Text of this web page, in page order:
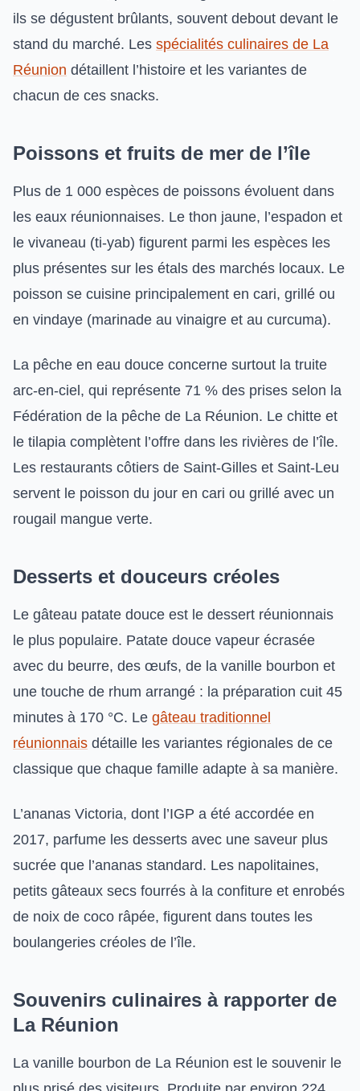
ils se dégustent brûlants, souvent debout devant le
stand du marché. Les spécialités culinaires de La
Réunion détaillent l’histoire et les variantes de
chacun de ces snacks.
Poissons et fruits de mer de l’île
Plus de 1 000 espèces de poissons évoluent dans
les eaux réunionnaises. Le thon jaune, l’espadon et
le vivaneau (ti-yab) figurent parmi les espèces les
plus présentes sur les étals des marchés locaux. Le
poisson se cuisine principalement en cari, grillé ou
en vindaye (marinade au vinaigre et au curcuma).
La pêche en eau douce concerne surtout la truite
arc-en-ciel, qui représente 71 % des prises selon la
Fédération de la pêche de La Réunion. Le chitte et
le tilapia complètent l’offre dans les rivières de l’île.
Les restaurants côtiers de Saint-Gilles et Saint-Leu
servent le poisson du jour en cari ou grillé avec un
rougail mangue verte.
Desserts et douceurs créoles
Le gâteau patate douce est le dessert réunionnais
le plus populaire. Patate douce vapeur écrasée
avec du beurre, des œufs, de la vanille bourbon et
une touche de rhum arrangé : la préparation cuit 45
minutes à 170 °C. Le gâteau traditionnel
réunionnais détaille les variantes régionales de ce
classique que chaque famille adapte à sa manière.
L’ananas Victoria, dont l’IGP a été accordée en
2017, parfume les desserts avec une saveur plus
sucrée que l’ananas standard. Les napolitaines,
petits gâteaux secs fourrés à la confiture et enrobés
de noix de coco râpée, figurent dans toutes les
boulangeries créoles de l’île.
Souvenirs culinaires à rapporter de
La Réunion
La vanille bourbon de La Réunion est le souvenir le